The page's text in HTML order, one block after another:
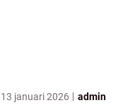
13 januari 2026 admin